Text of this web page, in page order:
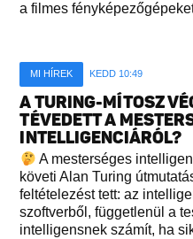
a filmes
MI HÍREK KEDD 10:49
A TURING-MÍTOSZ
TÉVEDETT A
INTELLIGENCIÁRÓL?
A mesterséges
követi Alan Turing
feltételezést tett: az
szoftverből, függetlenül a
intelligensnek számít, ha